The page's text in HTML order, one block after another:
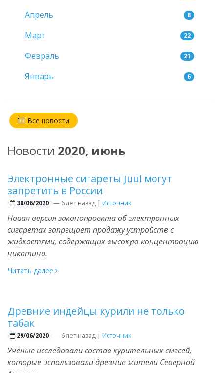
Новости 2020, июнь
Электронные сигареты Juul могут
запретить в России
30/06/2020 —6 лет назад | Источник
Новая версия законопроекта об электронных
сигаретах запрещает продажу устройств с
жидкостями, содержащих высокую концентрацию
никотина.
Читать далее
Древние индейцы курили не только
табак
29/06/2020 —6 лет назад | Источник
Учёные исследовали состав курительных смесей,
которые использовали древние жители Северной
Апрель 8
Март 22
Февраль 21
Январь 6
Все новости